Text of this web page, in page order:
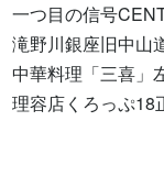
一つ目の信号
滝野川銀座旧中山
中華料理「三喜」
理容店くろっぷ18